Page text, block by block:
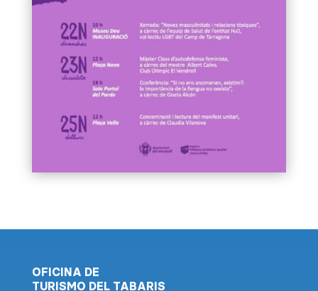
OFICINA DE
TURISMO DEL TABARIS